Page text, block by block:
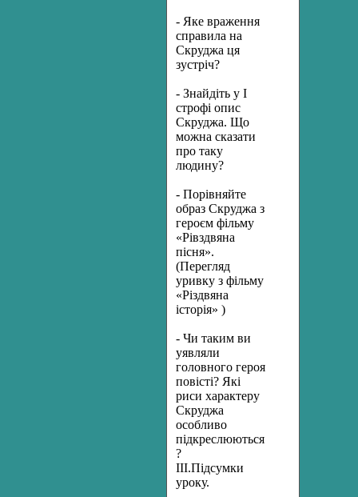
- Яке враження
справила на
Скруджа ця
зустріч?
- Знайдіть у І
строфі опис
Скруджа. Що
можна сказати
про таку
людину?
- Порівняйте
образ Скруджа з
героєм фільму
«Рівздвяна
пісня».
(Перегляд
уривку з фільму
«Різдвяна
історія» )
- Чи таким ви
уявляли
головного героя
повісті? Які
риси характеру
Скруджа
особливо
підкреслюються
?
ІІІ.Підсумки
уроку.